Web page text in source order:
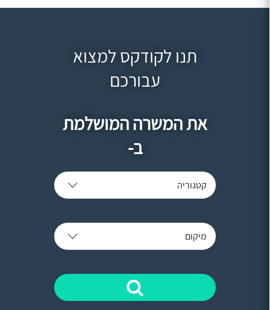
תנו לקודקס למצוא
עבורכם
את המשרה המושלמת
ב-
קטגוריה
מיקום